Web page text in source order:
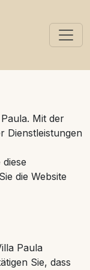
Mit der
Dienstleistungen
die Website
Paula
Sie, dass